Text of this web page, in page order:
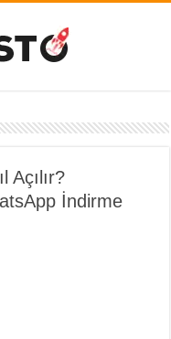
Açılır?
İndirme